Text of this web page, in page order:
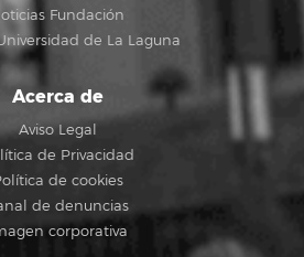
Fundación
de La Laguna
Acerca de
Aviso Legal
de Privacidad
de cookies
de denuncias
corporativa